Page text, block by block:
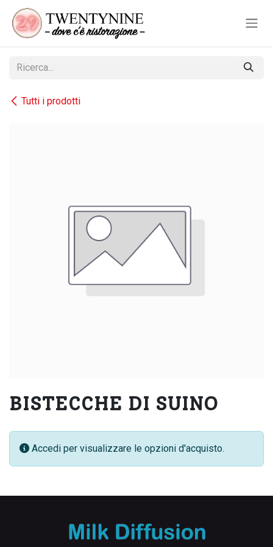
Passa al contenuto
Tutti i prodotti
BISTECCHE DI SUINO
Accedi per visualizzare le opzioni d'acquisto.